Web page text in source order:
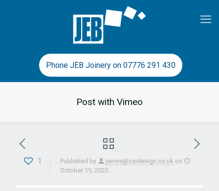
Phone JEB Joinery on 07776 291 430
Post with Vimeo
1 Published by james@csidesign.co.uk on
October 15, 2020